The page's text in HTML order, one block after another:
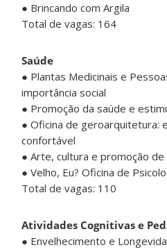
● Brincando com Argila
Total de vagas: 164
Saúde
● Plantas Medicinais e
importância social
● Promoção da saúde e
● Oficina de geroarquitetura:
confortável
● Arte, cultura e promoção
● Velho, Eu? Oficina de
Total de vagas: 110
Atividades Cognitivas e
● Envelhecimento e